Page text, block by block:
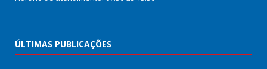
ÚLTIMAS PUBLICAÇÕES